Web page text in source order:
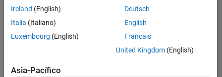
Pruebe
ampliar
su
todos
Ireland (English)
Italia (Italiano)
Luxembourg (English)
Deutsch
English
Français
United Kingdom(English)
Asia-Pacífico